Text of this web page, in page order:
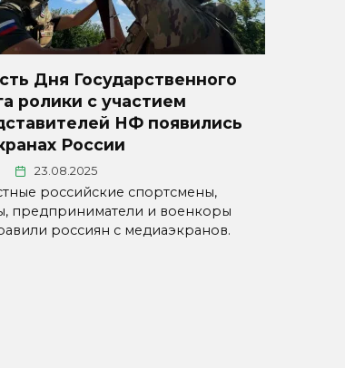
Дня Государственного
ролики с участием
НФ появились
России
23.08.2025
российские спортсмены,
предприниматели и военкоры
россиян с медиаэкранов.